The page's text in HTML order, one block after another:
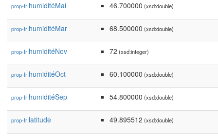
prop-fr:humiditéMai 46.700000 (xsd:double)
prop-fr:humiditéMar 68.500000 (xsd:double)
prop-fr:humiditéNov 72 (xsd:integer)
prop-fr:humiditéOct 60.100000 (xsd:double)
prop-fr:humiditéSep 54.800000 (xsd:double)
prop-fr:latitude 49.895512 (xsd:double)